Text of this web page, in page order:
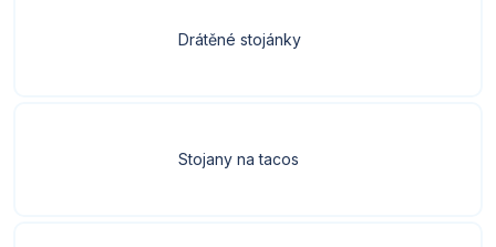
Drátěné stojánky
Stojany na tacos